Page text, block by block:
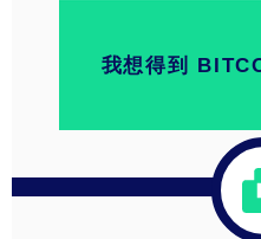
我想得到